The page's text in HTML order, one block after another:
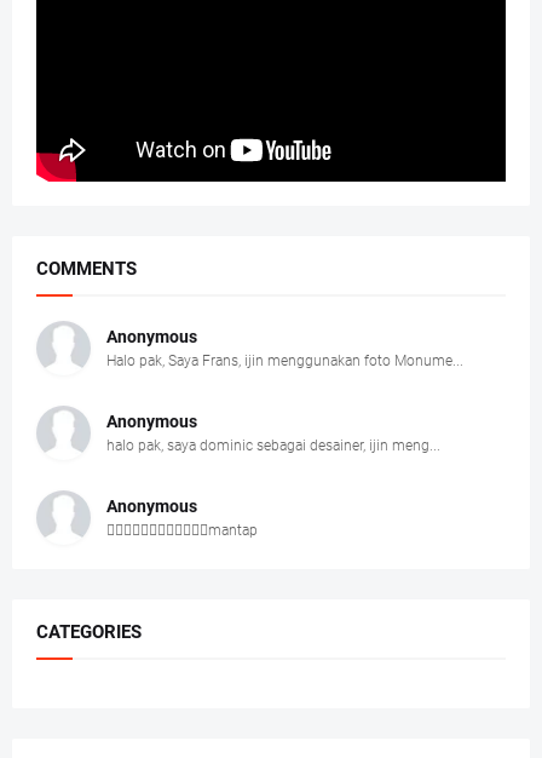
COMMENTS
Anonymous
Halo pak, Saya Frans, ijin menggunakan foto Monume...
Anonymous
halo pak, saya dominic sebagai desainer, ijin meng...
Anonymous
👍🏻👍🏻👍🏻👍🏻👍🏻👍🏻mantap
CATEGORIES